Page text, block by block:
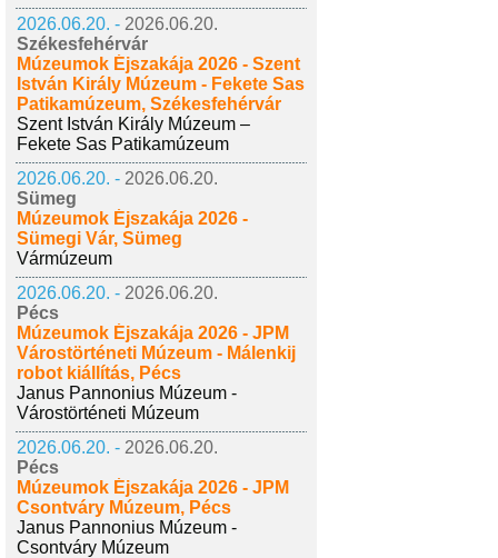
2026.06.20. - 2026.06.20.
Székesfehérvár
Múzeumok Éjszakája 2026 - Szent
István Király Múzeum - Fekete Sas
Patikamúzeum, Székesfehérvár
Szent István Király Múzeum –
Fekete Sas Patikamúzeum
2026.06.20. - 2026.06.20.
Sümeg
Múzeumok Éjszakája 2026 -
Sümegi Vár, Sümeg
Vármúzeum
2026.06.20. - 2026.06.20.
Pécs
Múzeumok Éjszakája 2026 - JPM
Várostörténeti Múzeum - Málenkij
robot kiállítás, Pécs
Janus Pannonius Múzeum -
Várostörténeti Múzeum
2026.06.20. - 2026.06.20.
Pécs
Múzeumok Éjszakája 2026 - JPM
Csontváry Múzeum, Pécs
Janus Pannonius Múzeum -
Csontváry Múzeum